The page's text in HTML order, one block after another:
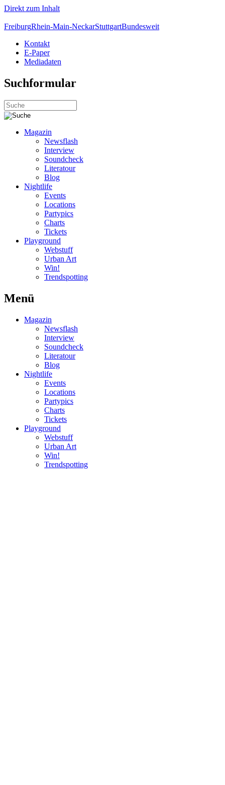
Direkt zum Inhalt
FreiburgRhein-Main-NeckarStuttgartBundesweit
Kontakt
E-Paper
Mediadaten
Suchformular
Magazin
Newsflash
Interview
Soundcheck
Literatour
Blog
Nightlife
Events
Locations
Partypics
Charts
Tickets
Playground
Webstuff
Urban Art
Win!
Trendspotting
Menü
Magazin
Newsflash
Interview
Soundcheck
Literatour
Blog
Nightlife
Events
Locations
Partypics
Charts
Tickets
Playground
Webstuff
Urban Art
Win!
Trendspotting